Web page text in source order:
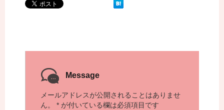
Message
メールアドレスが公開されることはありませ
ん。
* が付いている欄は必須項目です